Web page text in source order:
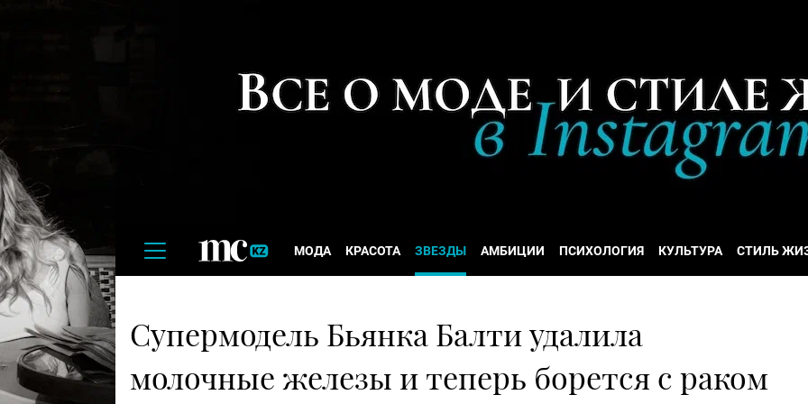
МОДА КРАСОТА ЗВЕЗДЫ АМБИЦИИ ПСИХОЛОГИЯ КУЛЬТУРА СТИЛЬ
Супермодель Бьянка Балти удалила
молочные железы и теперь борется с раком